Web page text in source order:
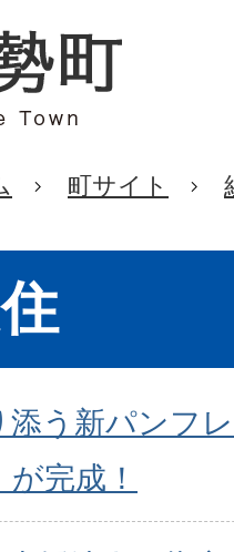
町サイト
う新パンフ
完成！